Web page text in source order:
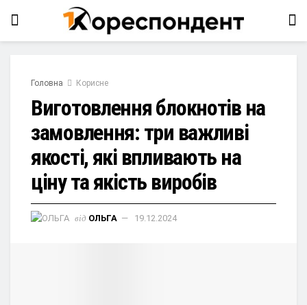
Головна Корисне
Виготовлення блокнотів на
замовлення: три важливі
якості, які впливають на
ціну та якість виробів
від ОЛЬГА 19.12.2024